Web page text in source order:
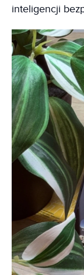
inteligencji